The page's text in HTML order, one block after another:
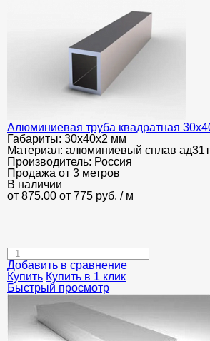
Алюминиевая труба квадратная
Габариты: 30х40х2 мм
Материал: алюминиевый сплав
Производитель: Россия
Продажа от 3 метров
В наличии
от 875.00 от 775 руб. / м
Добавить в сравнение
Купить Купить в 1 клик
Быстрый просмотр